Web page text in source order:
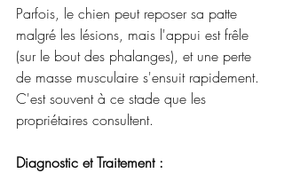
Parfois, le chien peut reposer sa patte
malgré les lésions, mais l'appui est frêle
(sur le bout des phalanges), et une perte
de masse musculaire s'ensuit rapidement.
C'est souvent à ce stade que les
propriétaires consultent.
Diagnostic et Traitement :